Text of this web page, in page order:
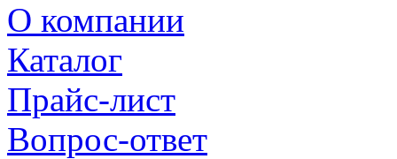
О компании
Каталог
Прайс-лист
Вопрос-ответ